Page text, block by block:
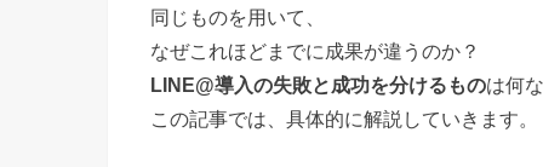
同じものを用いて、
なぜこれほどまでに成果が違うのか？
LINE@導入の失敗と成功を分けるものは何
この記事では、具体的に解説していきます。